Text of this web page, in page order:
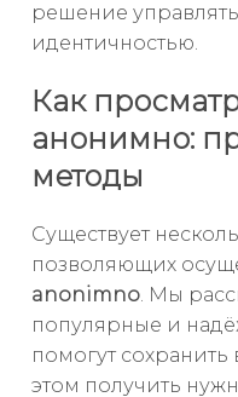
решение
идентичностью.
Как
анонимно:
методы
Существует
позволяющих
anonimno. Мы
популярные и
помогут
этом получить